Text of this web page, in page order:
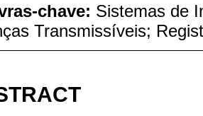
chave: Sistemas de
Transmissíveis;